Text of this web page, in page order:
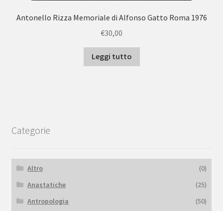
Antonello Rizza Memoriale di Alfonso Gatto Roma 1976
€30,00
Leggi tutto
Categorie
Altro
(0)
Anastatiche
(25)
Antropologia
(50)